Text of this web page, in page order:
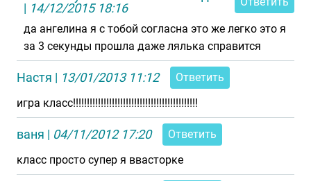
| 14/12/2015 18:16
да ангелина я с тобой согласна это же легко это я
за 3 секунды прошла даже лялька справится
Настя | 13/01/2013 11:12
Ответить
игра класс!!!!!!!!!!!!!!!!!!!!!!!!!!!!!!!!!!!!!!!!!!!!!
ваня | 04/11/2012 17:20
Ответить
класс просто супер я ввасторке